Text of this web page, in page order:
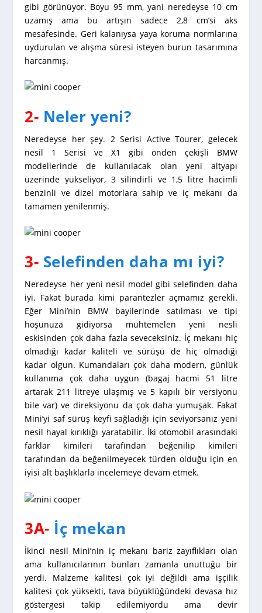
gibi görünüyor. Boyu 95 mm, yani neredeyse 10 cm
uzamış ama bu artışın sadece 2,8 cm’si aks
mesafesinde. Geri kalanıysa yaya koruma normlarına
uydurulan ve alışma süresi isteyen burun tasarımına
harcanmış.
2- Neler yeni?
Neredeyse her şey. 2 Serisi Active Tourer, gelecek
nesil 1 Serisi ve X1 gibi önden çekişli BMW
modellerinde de kullanılacak olan yeni altyapı
üzerinde yükseliyor, 3 silindirli ve 1,5 litre hacimli
benzinli ve dizel motorlara sahip ve iç mekanı da
tamamen yenilenmiş.
3- Selefinden daha mı iyi?
Neredeyse her yeni nesil model gibi selefinden daha
iyi. Fakat burada kimi parantezler açmamız gerekli.
Eğer Mini’nin BMW bayilerinde satılması ve tipi
hoşunuza gidiyorsa muhtemelen yeni nesli
eskisinden çok daha fazla seveceksiniz. İç mekanı hiç
olmadığı kadar kaliteli ve sürüşü de hiç olmadığı
kadar olgun. Kumandaları çok daha modern, günlük
kullanıma çok daha uygun (bagaj hacmi 51 litre
artarak 211 litreye ulaşmış ve 5 kapılı bir versiyonu
bile var) ve direksiyonu da çok daha yumuşak. Fakat
Mini’yi saf sürüş keyfi sağladığı için seviyorsanız yeni
nesil hayal kırıklığı yaratabilir. İki otomobil arasındaki
farklar kimileri tarafından beğenilip kimileri
tarafından da beğenilmeyecek türden olduğu için en
iyisi alt başlıklarla incelemeye devam etmek.
3A- İç mekan
İkinci nesil Mini’nin iç mekanı bariz zayıflıkları olan
ama kullanıcılarının bunları zamanla unuttuğu bir
yerdi. Malzeme kalitesi çok iyi değildi ama işçilik
kalitesi çok yüksekti, tava büyüklüğündeki devasa hız
göstergesi takip edilemiyordu ama devir